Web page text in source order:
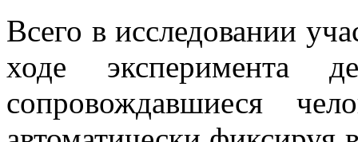
Всего в исследовании
ходе эксперимента
сопровождавшиеся